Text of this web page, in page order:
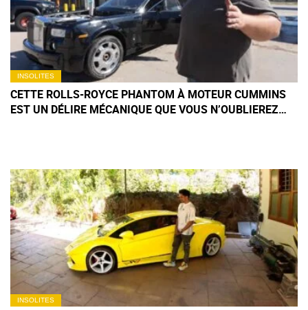
INSOLITES
CETTE ROLLS-ROYCE PHANTOM À MOTEUR CUMMINS
EST UN DÉLIRE MÉCANIQUE QUE VOUS N’OUBLIEREZ
INSOLITES